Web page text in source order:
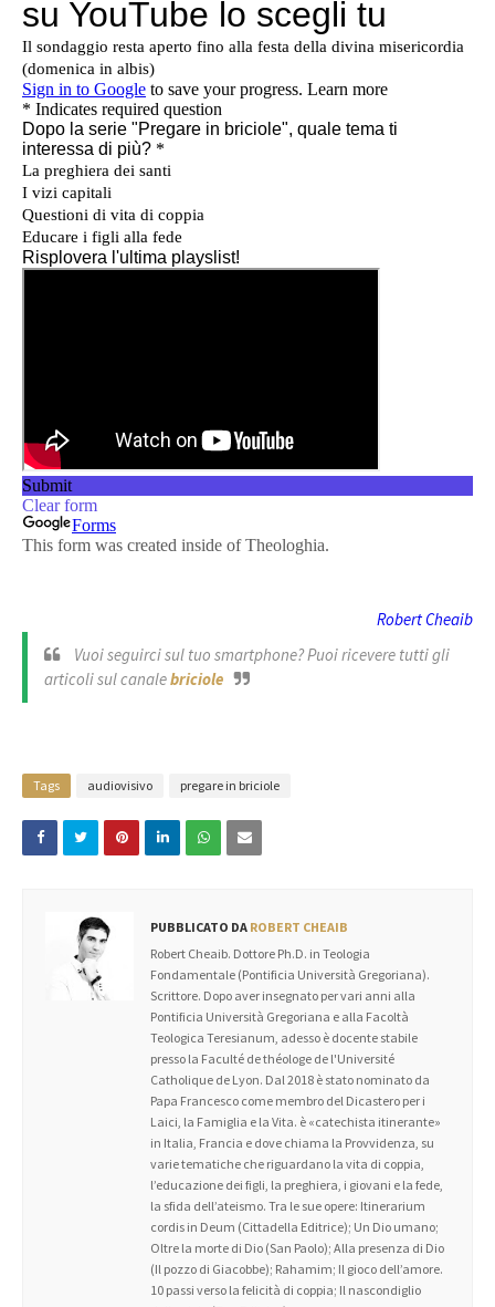
Robert Cheaib
Vuoi seguirci sul tuo smartphone? Puoi ricevere tutti gli
articoli sul canalebriciole
Tags audiovisivo pregare in briciole
PUBBLICATO DA ROBERT CHEAIB
Robert Cheaib. Dottore Ph.D. in Teologia
Fondamentale (Pontificia Università Gregoriana).
Scrittore. Dopo aver insegnato per vari anni alla
Pontificia Università Gregoriana e alla Facoltà
Teologica Teresianum, adesso è docente stabile
presso la Faculté de théologe de l'Université
Catholique de Lyon. Dal 2018 è stato nominato da
Papa Francesco come membro del Dicastero per i
Laici, la Famiglia e la Vita. è «catechista itinerante»
in Italia, Francia e dove chiama la Provvidenza, su
varie tematiche che riguardano la vita di coppia,
l’educazione dei figli, la preghiera, i giovani e la fede,
la sfida dell’ateismo. Tra le sue opere: Itinerarium
cordis in Deum (Cittadella Editrice); Un Dio umano;
Oltre la morte di Dio (San Paolo); Alla presenza di Dio
(Il pozzo di Giacobbe); Rahamim; Il gioco dell’amore.
10 passi verso la felicità di coppia; Il nascondiglio